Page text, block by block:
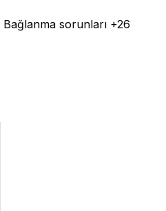
Bağlanma sorunları +26